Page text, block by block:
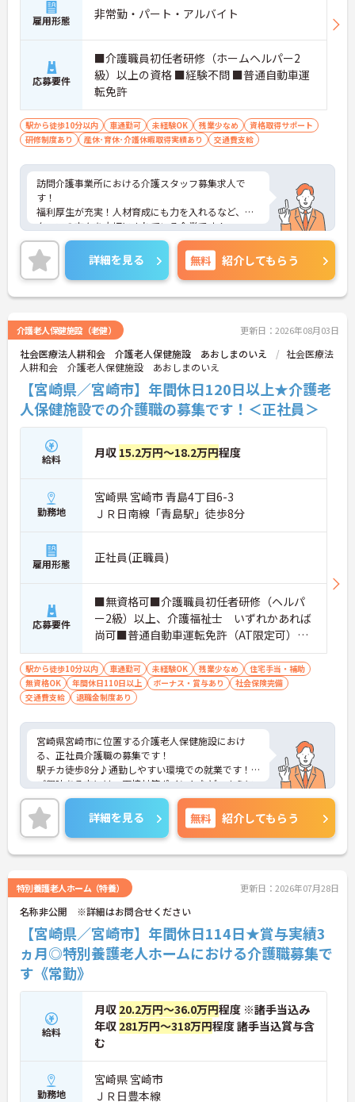
雇用形態 非常勤・パート・アルバイト
応募要件
■介護職員初任者研修（ホームヘルパー2
級）以上の資格 ■経験不問 ■普通自動車運
転免許
駅から徒歩10分以内 車通勤可 未経験OK 残業少なめ
資格取得サポート
研修制度あり
産休･育休･介護休暇取得実績あり 交通費支給
訪問介護事業所における介護スタッフ募集求人で
す！
福利厚生が充実！人材育成にも力を入れるなど、ス
タッフの方々を大切にされている企業です！
ご興味ある方には、面接のポイントなど、さらに詳
細をお話致しますのでお気軽にご相談ください。
詳細を見る 無料 紹介してもらう
介護老人保健施設（老健） 更新日：2026年08月03日
社会医療法人耕和会 介護老人保健施設 あおしまのいえ
社会医療法
人耕和会 介護老人保健施設 あおしまのいえ
【宮崎県／宮崎市】年間休日120日以上★介護老
人保健施設での介護職の募集です！＜正社員＞
給料 月収 15.2万円～18.2万円程度
勤務地
宮崎県 宮崎市 青島4丁目6-3
ＪＲ日南線「青島駅」徒歩8分
雇用形態 正社員(正職員)
応募要件
■無資格可■介護職員初任者研修（ヘルパ
ー2級）以上、介護福祉士 いずれかあれば
尚可■普通自動車運転免許（AT限定可）■
経験不問
駅から徒歩10分以内 車通勤可 未経験OK 残業少なめ
住宅手当・補助
無資格OK
年間休日110日以上 ボーナス・賞与あり
社会保険完備
交通費支給
退職金制度あり
宮崎県宮崎市に位置する介護老人保健施設におけ
る、正社員介護職の募集です！
駅チカ徒歩8分♪通勤しやすい環境での就業です！
ご興味ある方には、面接対策ポイントなど、さらに
詳細をお話しいたしますのでお気軽にご相談くださ
い。
詳細を見る 無料 紹介してもらう
特別養護老人ホーム（特養） 更新日：2026年07月28日
名称非公開 ※詳細はお問合せください
【宮崎県／宮崎市】年間休日114日★賞与実績3
ヵ月◎特別養護老人ホームにおける介護職募集で
す《常勤》
給料
月収 20.2万円～36.0万円程度 ※諸手当込み
年収 281万円～318万円程度 諸手当込賞与含
む
勤務地
宮崎県 宮崎市
ＪＲ日豊本線